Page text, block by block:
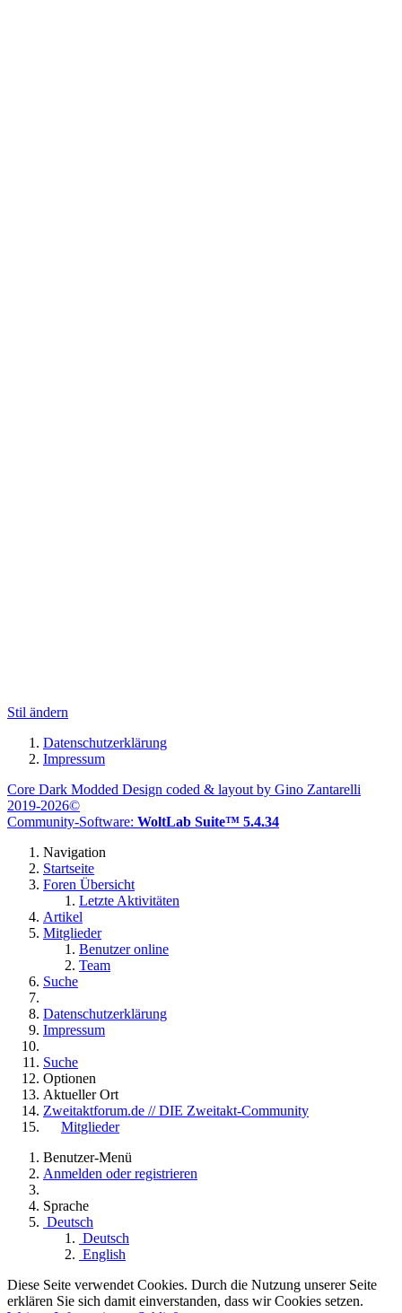
Stil ändern
Datenschutzerklärung
Impressum
Core Dark Modded Design coded & layout by Gino Zantarelli
2019-2026©
Community-Software: WoltLab Suite™ 5.4.34
Navigation
Startseite
Foren Übersicht
Letzte Aktivitäten
Artikel
Mitglieder
Benutzer online
Team
Suche
Datenschutzerklärung
Impressum
Suche
Optionen
Aktueller Ort
Zweitaktforum.de // DIE Zweitakt-Community
Mitglieder
Benutzer-Menü
Anmelden oder registrieren
Sprache
Deutsch
Deutsch
English
Diese Seite verwendet Cookies. Durch die Nutzung unserer Seite
erklären Sie sich damit einverstanden, dass wir Cookies setzen.